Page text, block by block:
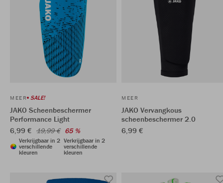
MEER SALE!
JAKO Scheenbeschermer
Performance Light
6,99 € 19,99 € 65 %
Verkrijgbaar in 2
verschillende
kleuren
Verkrijgbaar in 2
verschillende
kleuren
MEER
JAKO Vervangkous
scheenbeschermer 2.0
6,99 €